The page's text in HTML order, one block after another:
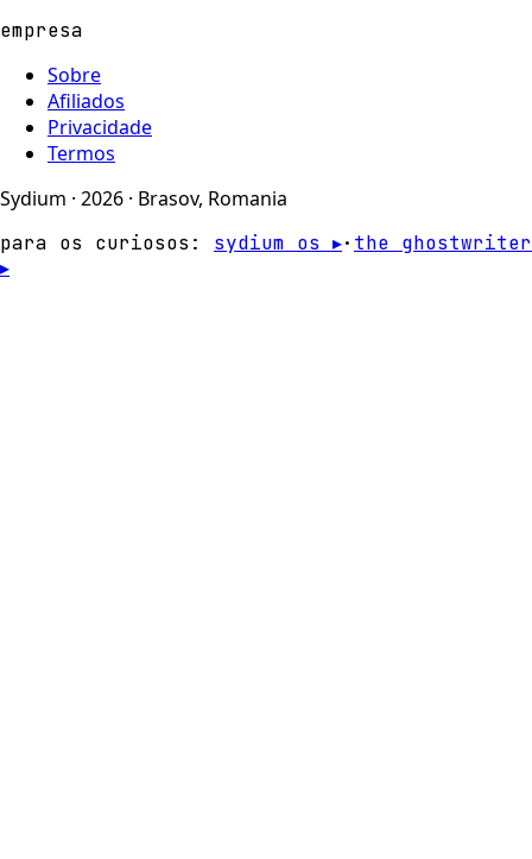
empresa
Sobre
Afiliados
Privacidade
Termos
Sydium · 2026 · Brasov, Romania
para os curiosos: sydium os ▸· the ghostwriter
▸